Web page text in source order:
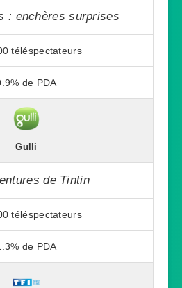
: enchères surprises
Gulli
de Tintin